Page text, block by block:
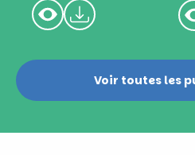
Voir toutes les